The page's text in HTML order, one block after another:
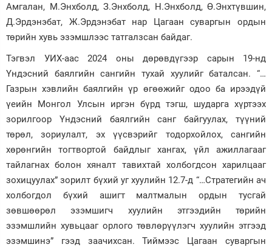
Амгалан, М.Энхболд, З.Энхболд, Н.Энхболд, Ө.Энхтүвшин,
Д.Эрдэнэбат, Ж.Эрдэнэбат нар Цагаан суваргын ордын
төрийн хувь эзэмшлээс татгалзсан байдаг.
Тэгвэл УИХ-аас 2024 оны дөрөвдүгээр сарын 19-нд
Үндэсний баялгийн сангийн тухай хуулийг баталсан. “…
Газрын хэвлийн баялгийн үр өгөөжийг одоо ба ирээдүй
үеийн Монгол Улсын иргэн бүрд тэгш, шударга хүртээх
зорилгоор Үндэсний баялгийн санг байгуулах, түүний
төрөл, зориулалт, эх үүсвэрийг тодорхойлох, сангийн
хөрөнгийн тогтвортой байдлыг хангах, үйл ажиллагааг
тайлагнах болон хяналт тавихтай холбогдсон харилцааг
зохицуулах” зорилт бүхий уг хуулийн 12.7-д “…Стратегийн ач
холбогдол бүхий ашигт малтмалын ордын тусгай
зөвшөөрөл эзэмшигч хуулийн этгээдийн төрийн
эзэмшлийн хувьцааг орлого төвлөрүүлэгч хуулийн этгээд
эзэмшинэ” гээд заачихсан. Тиймээс Цагаан суваргын